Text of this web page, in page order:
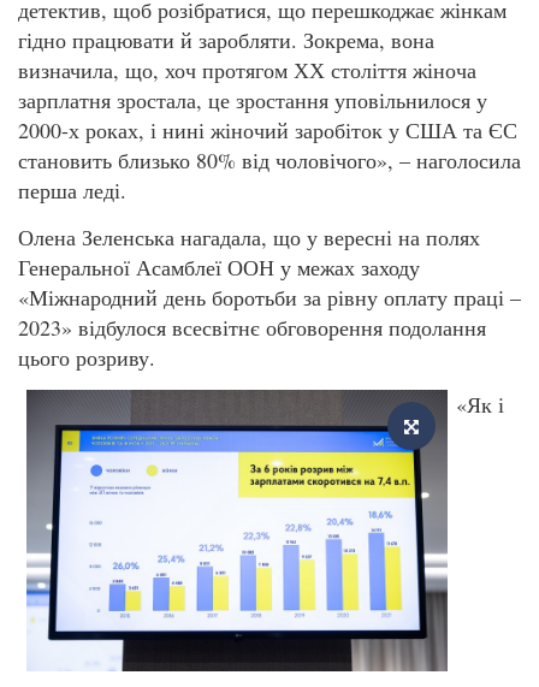
детектив, щоб розібратися, що перешкоджає жінкам
гідно працювати й заробляти. ​Зокрема, вона
визначила, що, хоч протягом ХХ століття жіноча
зарплатня зростала, це зростання уповільнилося у
2000-х роках, і нині жіночий заробіток у США та ЄС
становить близько 80% від чоловічого», – наголосила
перша леді.
Олена Зеленська нагадала, що у вересні на полях
Генеральної Асамблеї ООН у межах заходу
«Міжнародний день боротьби за рівну оплату праці –
2023» відбулося всесвітнє обговорення подолання
цього розриву.
«Як і